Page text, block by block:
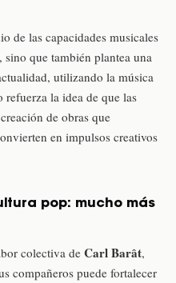
de las capacidades musicales
que también plantea una
utilizando la música
la idea de que las
de obras que
en impulsos creativos
pop: mucho más
colectiva de Carl Barât,
compañeros puede fortalecer